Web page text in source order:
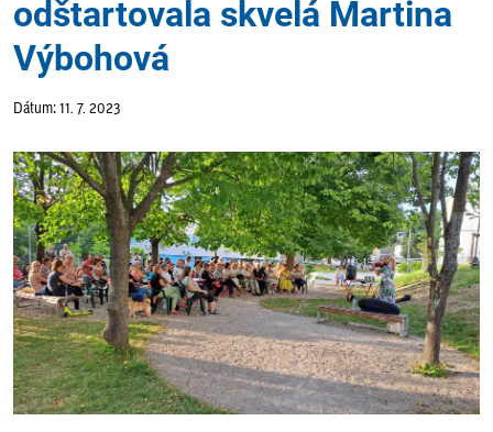
odštartovala skvelá Martina
Výbohová
Dátum: 11. 7. 2023